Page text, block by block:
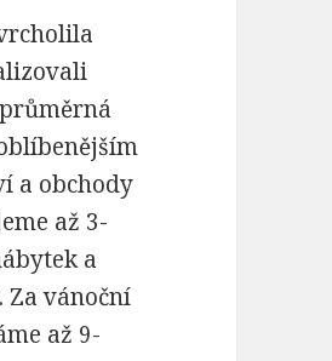
a obchody
až 3-
a
Za vánoční
až 9-